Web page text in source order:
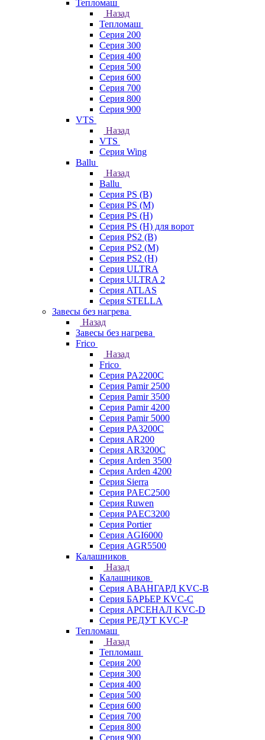
Тепломаш
Назад
Тепломаш
Серия 200
Серия 300
Серия 400
Серия 500
Серия 600
Серия 700
Серия 800
Серия 900
VTS
Назад
VTS
Серия Wing
Ballu
Назад
Ballu
Серия PS (B)
Серия PS (M)
Серия PS (H)
Серия PS (H) для ворот
Серия PS2 (B)
Серия PS2 (M)
Серия PS2 (H)
Серия ULTRA
Серия ULTRA 2
Серия ATLAS
Серия STELLA
Завесы без нагрева
Назад
Завесы без нагрева
Frico
Назад
Frico
Серия PA2200C
Серия Pamir 2500
Серия Pamir 3500
Серия Pamir 4200
Серия Pamir 5000
Серия PA3200C
Серия AR200
Серия AR3200C
Серия Arden 3500
Серия Arden 4200
Серия Sierra
Серия PAEC2500
Серия Ruwen
Серия PAEC3200
Серия Portier
Серия AGI6000
Серия AGR5500
Калашников
Назад
Калашников
Серия АВАНГАРД KVC-B
Серия БАРЬЕР KVC-C
Серия АРСЕНАЛ KVC-D
Серия РЕДУТ KVC-P
Тепломаш
Назад
Тепломаш
Серия 200
Серия 300
Серия 400
Серия 500
Серия 600
Серия 700
Серия 800
Серия 900